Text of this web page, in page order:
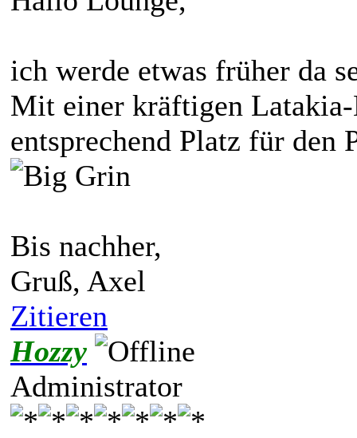
ich werde etwas früher da
Mit einer kräftigen
entsprechend Platz für den
Bis nachher,
Gruß, Axel
Zitieren
Hozzy
Administrator